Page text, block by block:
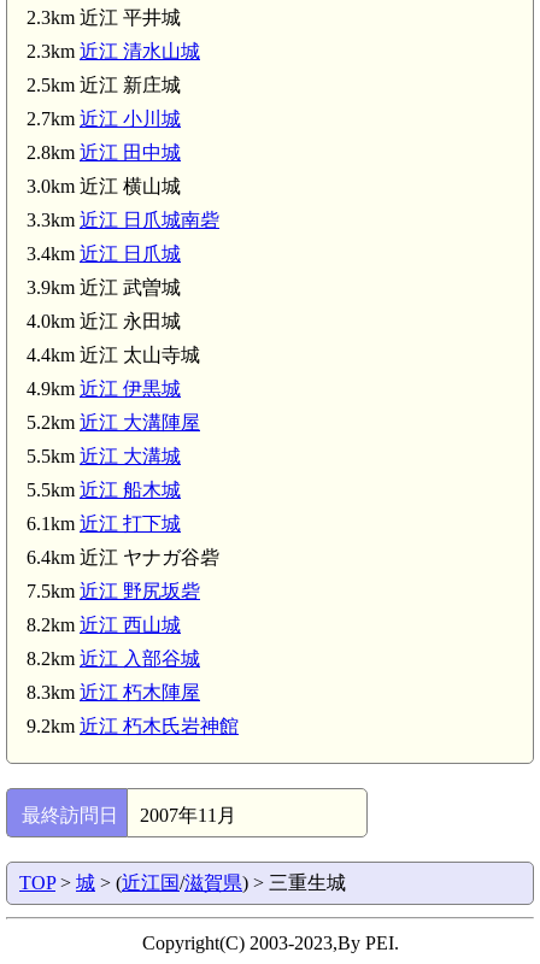
近江 打下城(6.1km)
近江 ヤナガ谷砦(6.4km)
2.3km 近江 平井城
2.3km 近江 清水山城
2.5km 近江 新庄城
2.7km 近江 小川城
2.8km 近江 田中城
3.0km 近江 横山城
3.3km 近江 日爪城南砦
3.4km 近江 日爪城
3.9km 近江 武曽城
4.0km 近江 永田城
4.4km 近江 太山寺城
4.9km 近江 伊黒城
5.2km 近江 大溝陣屋
5.5km 近江 大溝城
5.5km 近江 船木城
6.1km 近江 打下城
6.4km 近江 ヤナガ谷砦
7.5km 近江 野尻坂砦
8.2km 近江 西山城
8.2km 近江 入部谷城
8.3km 近江 朽木陣屋
9.2km 近江 朽木氏岩神館
最終訪問日 2007年11月
TOP> 城 > (近江国/滋賀県) > 三重生城
Copyright(C) 2003-2023,By PEI.